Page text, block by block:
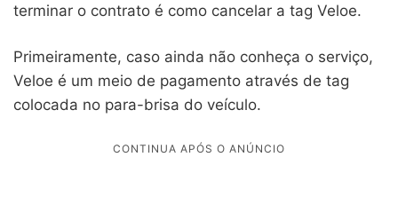
terminar o contrato é como cancelar a tag Veloe.
Primeiramente, caso ainda não conheça o serviço,
Veloe é um meio de pagamento através de tag
colocada no para-brisa do veículo.